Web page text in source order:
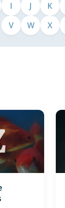
I J K
V
W X